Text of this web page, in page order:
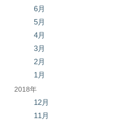
6月
5月
4月
3月
2月
1月
2018年
12月
11月